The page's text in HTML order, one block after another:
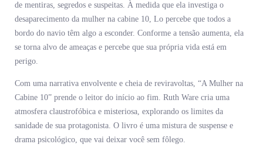
de mentiras, segredos e suspeitas. À medida que ela investiga o
desaparecimento da mulher na cabine 10, Lo percebe que todos a
bordo do navio têm algo a esconder. Conforme a tensão aumenta, ela
se torna alvo de ameaças e percebe que sua própria vida está em
perigo.
Com uma narrativa envolvente e cheia de reviravoltas, “A Mulher na
Cabine 10” prende o leitor do início ao fim. Ruth Ware cria uma
atmosfera claustrofóbica e misteriosa, explorando os limites da
sanidade de sua protagonista. O livro é uma mistura de suspense e
drama psicológico, que vai deixar você sem fôlego.